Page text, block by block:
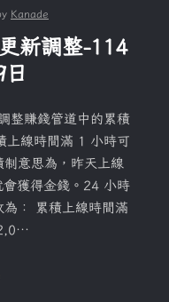
Kanade
新調整-114
整賺錢管道中的累積
上線時間滿 1 小時可
意思為，昨天上線
獲得金錢。24 小時
： 累積上線時間滿